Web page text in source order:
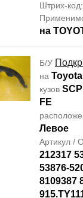
Штрих-
на
Б/У
на
кузов
FE
Левое
Артикул /
212317
53876-
8109387